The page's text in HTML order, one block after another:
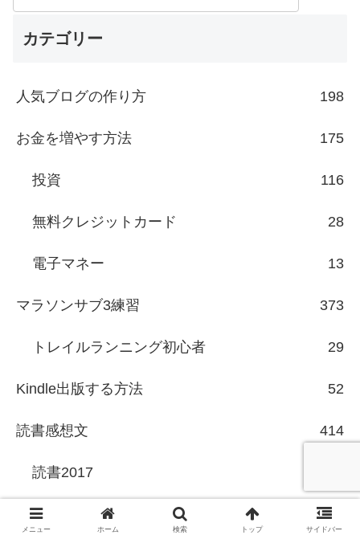
カテゴリー
人気ブログの作り方 198
お金を増やす方法 175
投資 116
無料クレジットカード 28
電子マネー 13
マラソンサブ3練習 373
トレイルランニング初心者 29
Kindle出版する方法 52
読書感想文 414
読書2017
読書2016 22
メニュー ホーム 検索 トップ サイドバー